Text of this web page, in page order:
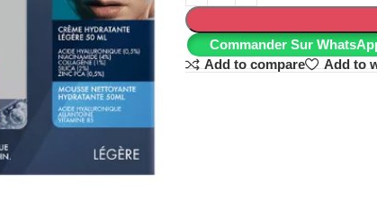
Commander Sur
Add to compare
Add to